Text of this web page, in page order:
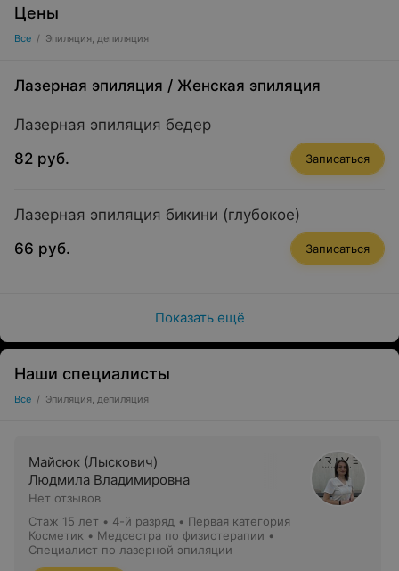
Цены
Все / Эпиляция, депиляция
Лазерная эпиляция / Женская эпиляция
Лазерная эпиляция бедер
82 руб.
Записаться
Лазерная эпиляция бикини (глубокое)
66 руб.
Записаться
Показать ещё
Наши специалисты
Все / Эпиляция, депиляция
Майсюк (Лыскович)
Людмила Владимировна
Нет отзывов
Стаж 15 лет • 4-й разряд • Первая категория
Косметик • Медсестра по физиотерапии •
Специалист по лазерной эпиляции